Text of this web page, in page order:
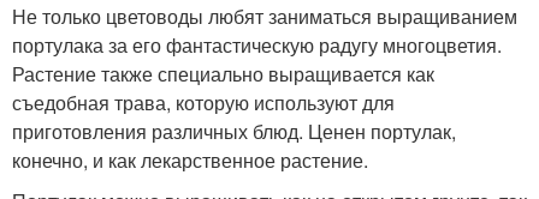
Не только цветоводы любят заниматься выращиванием
портулака за его фантастическую радугу многоцветия.
Растение также специально выращивается как
съедобная трава, которую используют для
приготовления различных блюд. Ценен портулак,
конечно, и как лекарственное растение.